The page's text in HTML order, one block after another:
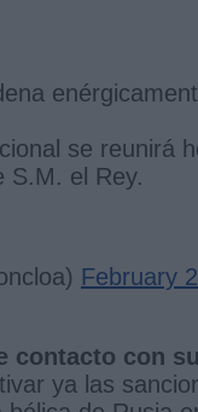
se reunirá
S.M. el Rey.
February
contacto con
ya las